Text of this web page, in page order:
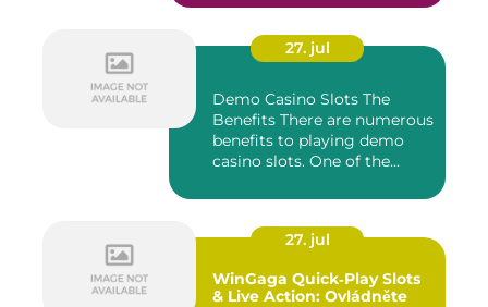
27. jul
Demo Casino Slots The
Benefits There are numerous
benefits to playing demo
casino slots. One of the...
27. jul
WinGaga Quick‑Play Slots
& Live Action: Ovládněte